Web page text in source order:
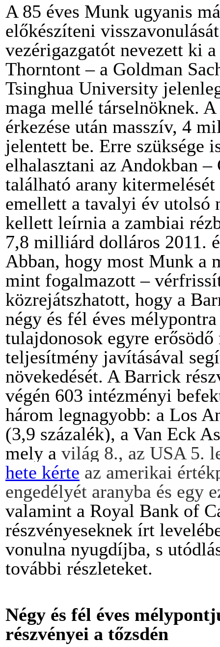
A 85 éves Munk ugyanis
előkészíteni
vezérigazgatót nevezett ki
Thorntont – a Goldman
Tsinghua University
maga mellé társelnöknek.
érkezése után masszív, 4
jelentett be. Erre szüksége
elhalasztani az Andokban
található arany
emellett a tavalyi év utolsó
kellett leírnia a zambiai
7,8 milliárd dolláros 2011.
Abban, hogy most Munk a
mint fogalmazott –
közrejátszhatott, hogy a
négy és fél éves
tulajdonosok egyre
teljesítmény javításával
növekedését. A Barrick
végén 603 intézményi
három legnagyobb: a Los
(3,9 százalék), a Van Eck
mely a világ 8., az USA 5.
hete kérte az amerikai
engedélyét aranyba és egy
valamint a Royal Bank of
részvényeseknek írt
vonulna nyugdíjba, s
további részleteket.
Négy és fél éves
részvényei a tőzsdén